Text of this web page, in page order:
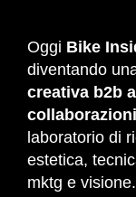
Oggi Bike
diventando
creativa b2b
laboratorio di
estetica,
mktg e visione.